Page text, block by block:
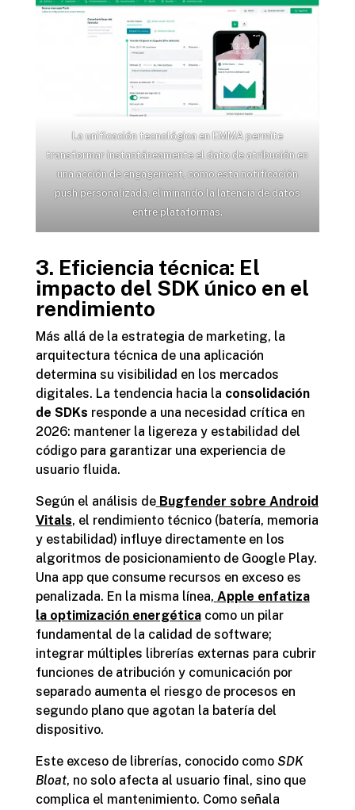
La unificación tecnológica en EMMA permite
transformar instantáneamente el dato de atribución en
una acción de engagement, como esta notificación
push personalizada, eliminando la latencia de datos
entre plataformas.
3. Eficiencia técnica: El
impacto del SDK único en el
rendimiento
Más allá de la estrategia de marketing, la
arquitectura técnica de una aplicación
determina su visibilidad en los mercados
digitales. La tendencia hacia la consolidación
de SDKs responde a una necesidad crítica en
2026: mantener la ligereza y estabilidad del
código para garantizar una experiencia de
usuario fluida.
Según el análisis de Bugfender sobre Android
Vitals, el rendimiento técnico (batería, memoria
y estabilidad) influye directamente en los
algoritmos de posicionamiento de Google Play.
Una app que consume recursos en exceso es
penalizada. En la misma línea, Apple enfatiza
la optimización energéticacomo un pilar
fundamental de la calidad de software;
integrar múltiples librerías externas para cubrir
funciones de atribución y comunicación por
separado aumenta el riesgo de procesos en
segundo plano que agotan la batería del
dispositivo.
Este exceso de librerías, conocido como SDK
Bloat, no solo afecta al usuario final, sino que
complica el mantenimiento. Como señala